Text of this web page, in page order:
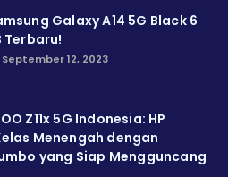
Galaxy A14 5G Black 6
Terbaru!
12, 2023
Z11x 5G Indonesia: HP
Menengah dengan
yang Siap Mengguncang